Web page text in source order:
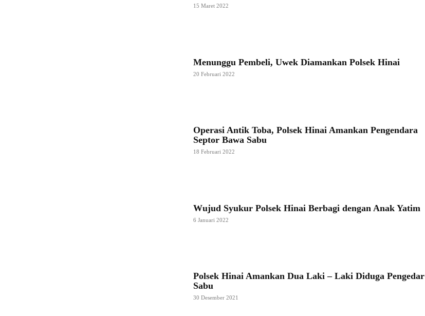
15 Maret 2022
Menunggu Pembeli, Uwek Diamankan Polsek Hinai
20 Februari 2022
Operasi Antik Toba, Polsek Hinai Amankan Pengendara
Septor Bawa Sabu
18 Februari 2022
Wujud Syukur Polsek Hinai Berbagi dengan Anak Yatim
6 Januari 2022
Polsek Hinai Amankan Dua Laki – Laki Diduga Pengedar
Sabu
30 Desember 2021